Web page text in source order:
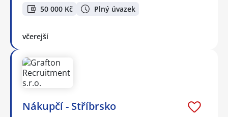
50 000 Kč Plný úvazek
včerejší
Nákupčí - Stříbrsko